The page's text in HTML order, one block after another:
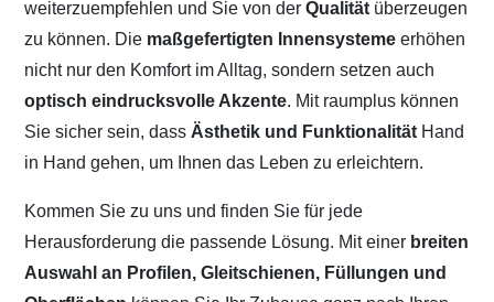
weiterzuempfehlen und Sie von derQualität überzeugen
zu können. Die maßgefertigten Innensystemeerhöhen
nicht nur den Komfort im Alltag, sondern setzen auch
optisch eindrucksvolle Akzente. Mit raumplus können
Sie sicher sein, dass Ästhetik und Funktionalität Hand
in Hand gehen, um Ihnen das Leben zu erleichtern.
Kommen Sie zu uns und finden Sie für jede
Herausforderung die passende Lösung. Mit einer breiten
Auswahl an Profilen, Gleitschienen, Füllungen und